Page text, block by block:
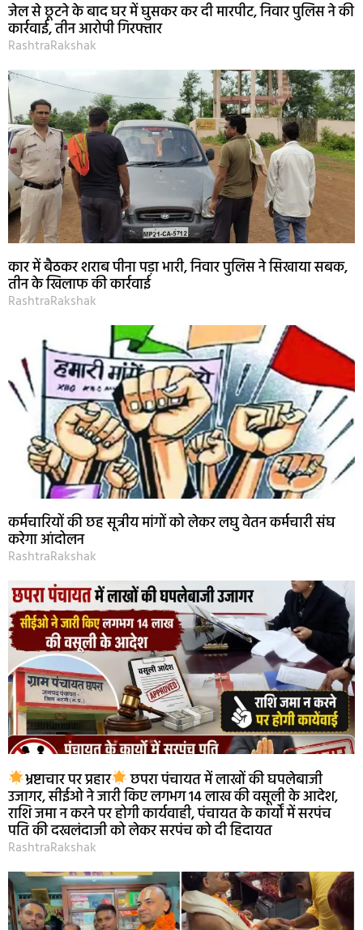
जेल से छूटने के बाद घर में घुसकर कर दी मारपीट, निवार पुलिस ने की
कार्रवाई, तीन आरोपी गिरफ्तार
RashtraRakshak
कार में बैठकर शराब पीना पड़ा भारी, निवार पुलिस ने सिखाया सबक,
तीन के खिलाफ की कार्रवाई
RashtraRakshak
कर्मचारियों की छह सूत्रीय मांगों को लेकर लघु वेतन कर्मचारी संघ
करेगा आंदोलन
RashtraRakshak
भ्रष्टाचार पर प्रहार छपरा पंचायत में लाखों की घपलेबाजी
उजागर, सीईओ ने जारी किए लगभग 14 लाख की वसूली के आदेश,
राशि जमा न करने पर होगी कार्यवाही, पंचायत के कार्यों में सरपंच
पति की दखलंदाजी को लेकर सरपंच को दी हिदायत
RashtraRakshak